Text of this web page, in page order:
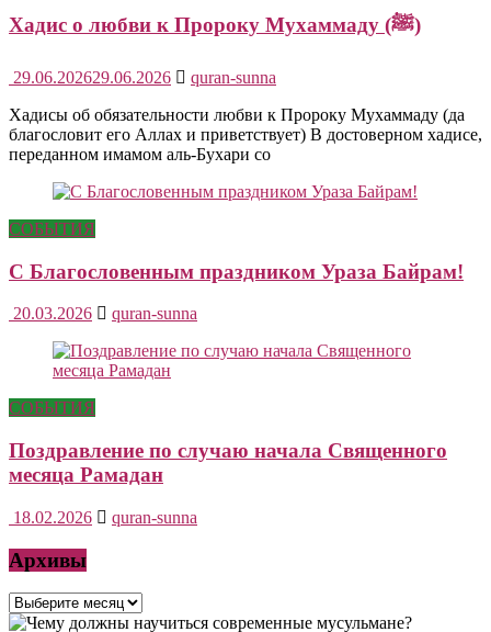
Хадис о любви к Пророку Мухаммаду (ﷺ)
29.06.202629.06.2026
quran-sunna
Хадисы об обязательности любви к Пророку Мухаммаду (да
благословит его Аллах и приветствует) В достоверном хадисе,
переданном имамом аль-Бухари со
СОБЫТИЯ
С Благословенным праздником Ураза Байрам!
20.03.2026 quran-sunna
СОБЫТИЯ
Поздравление по случаю начала Священного
месяца Рамадан
18.02.2026 quran-sunna
Архивы
Архивы